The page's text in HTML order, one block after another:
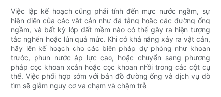
Việc lập kế hoạch cũng phải tính đến mực nước ngầm, sự
hiện diện của các vật cản như đá tảng hoặc các đường ống
ngầm, và bất kỳ lớp đất mềm nào có thể gây ra hiện tượng
tắc nghẽn hoặc lún quá mức. Khi có khả năng xảy ra vật cản,
hãy lên kế hoạch cho các biện pháp dự phòng như khoan
trước, phun nước áp lực cao, hoặc chuyển sang phương
pháp cọc khoan xoắn hoặc cọc khoan nhồi trong các cột cụ
thể. Việc phối hợp sớm với bản đồ đường ống và dịch vụ dò
tìm sẽ giảm nguy cơ va chạm và chậm trễ.